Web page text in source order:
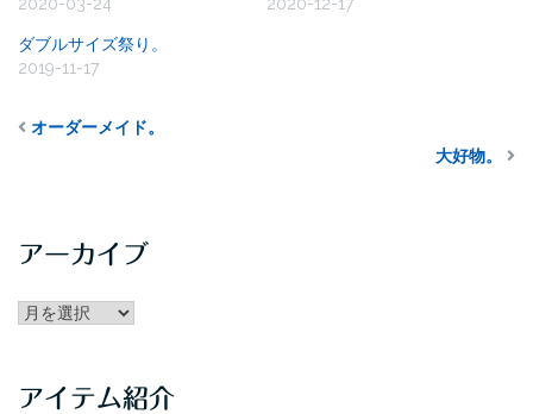
2020-03-24
2020-12-17
ダブルサイズ祭り。
2019-11-17
オーダーメイド。
大好物。
アーカイブ
アー
ブ
アイテム紹介